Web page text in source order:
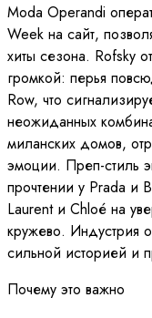
Moda Operandi
Week на сайт,
хиты сезона. Rofsky
громкой: перья
Row, что
неожиданных
миланских домов,
эмоции. Преп-стиль
прочтении у Prada и
Laurent и Chloé на
кружево. Индустрия
сильной историей и
Почему это важно